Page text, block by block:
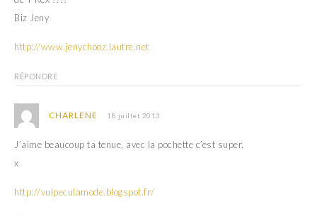
Biz Jeny
http://www.jenychooz.lautre.net
RÉPONDRE
CHARLENE 18 juillet 2013
J’aime beaucoup ta tenue, avec la pochette c’est super.
x
http://vulpeculamode.blogspot.fr/